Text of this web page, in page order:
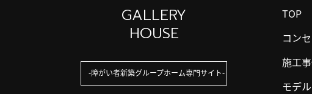
GALLERY
HOUSE
障がい者新築グループホーム専門サイト
TOP
コン
施工
モデ